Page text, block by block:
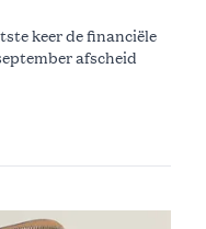
keer de financiële
afscheid